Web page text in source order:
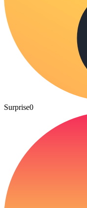
Surprise0